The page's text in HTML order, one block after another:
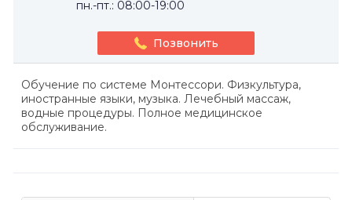
пн.-пт.: 08:00-19:00
Позвонить
Обучение по системе Монтессори. Физкультура,
иностранные языки, музыка. Лечебный массаж,
водные процедуры. Полное медицинское
обслуживание.